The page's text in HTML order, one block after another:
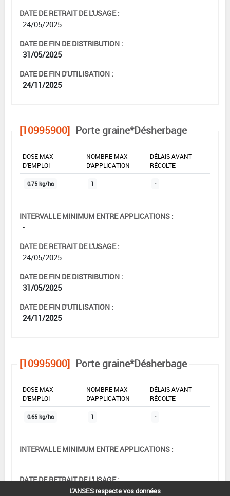
DATE DE RETRAIT DE L'USAGE :
24/05/2025
DATE DE FIN DE DISTRIBUTION :
31/05/2025
DATE DE FIN D'UTILISATION :
24/11/2025
[10995900] Porte graine*Désherbage
DOSE MAX
D'EMPLOI
NOMBRE MAX
D'APPLICATION
DÉLAIS AVANT
RÉCOLTE
0,75 kg/ha 1 -
INTERVALLE MINIMUM ENTRE APPLICATIONS :
-
DATE DE RETRAIT DE L'USAGE :
24/05/2025
DATE DE FIN DE DISTRIBUTION :
31/05/2025
DATE DE FIN D'UTILISATION :
24/11/2025
[10995900] Porte graine*Désherbage
DOSE MAX
D'EMPLOI
NOMBRE MAX
D'APPLICATION
DÉLAIS AVANT
RÉCOLTE
0,65 kg/ha 1 -
INTERVALLE MINIMUM ENTRE APPLICATIONS :
-
DATE DE RETRAIT DE L'USAGE :
L'ANSES respecte vos données